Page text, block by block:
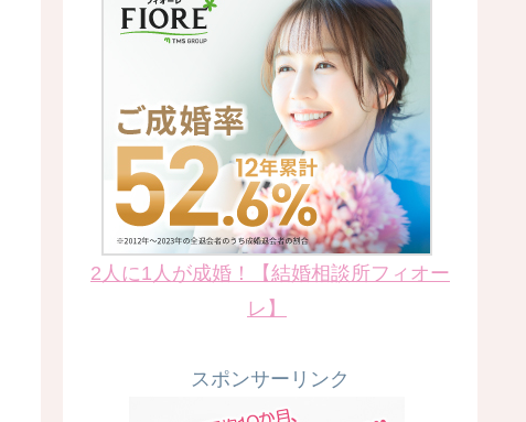
2人に1人が成婚！【結婚相談所フィオー
レ】
スポンサーリンク